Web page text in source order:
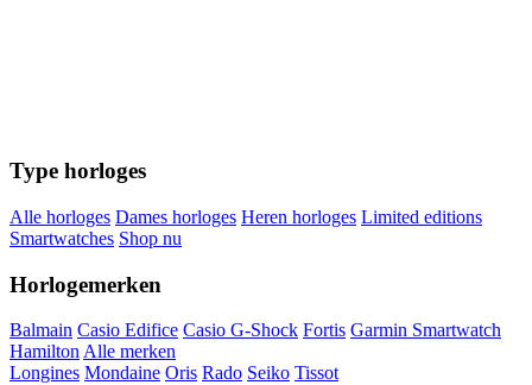
Type horloges
Alle horloges Dames horloges Heren horloges Limited editions
Smartwatches Shop nu
Horlogemerken
Balmain Casio Edifice Casio G-Shock Fortis Garmin Smartwatch
Hamilton Alle merken
Longines Mondaine Oris Rado Seiko Tissot